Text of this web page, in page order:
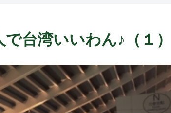
で台湾いいわん♪（１